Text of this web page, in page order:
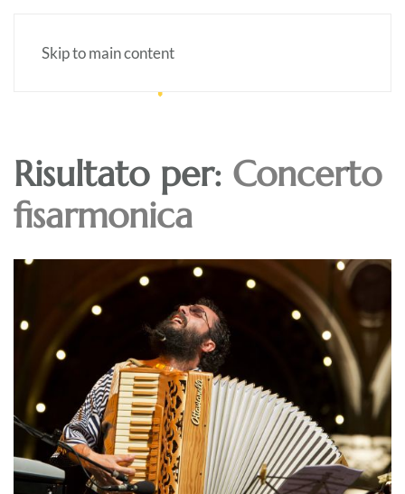
Skip to main content
Risultato per: Concerto
fisarmonica